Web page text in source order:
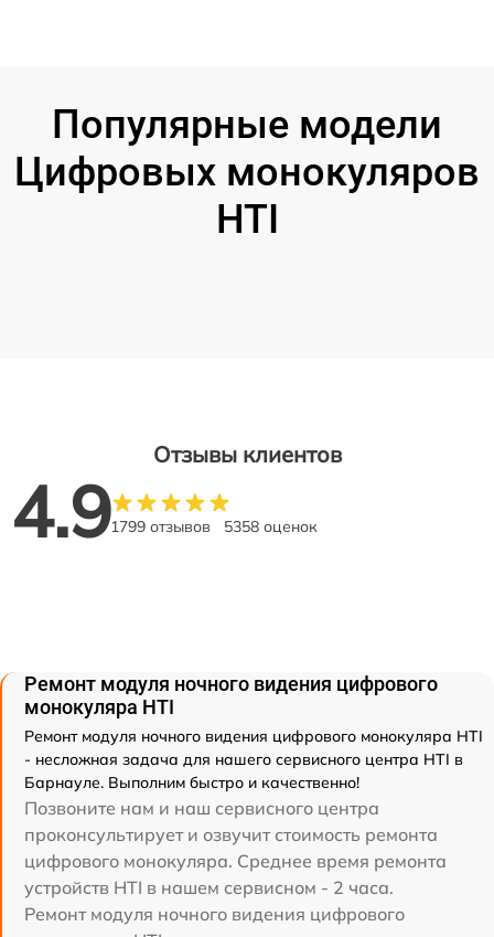
Популярные модели
Цифровых монокуляров
HTI
Отзывы клиентов
4.91799 отзывов 5358 оценок
Ремонт модуля ночного видения цифрового
монокуляра HTI
Ремонт модуля ночного видения цифрового монокуляра HTI
- несложная задача для нашего сервисного центра HTI в
Барнауле. Выполним быстро и качественно!
Позвоните нам и наш сервисного центра
проконсультирует и озвучит стоимость ремонта
цифрового монокуляра. Среднее время ремонта
устройств HTI в нашем сервисном - 2 часа.
Ремонт модуля ночного видения цифрового